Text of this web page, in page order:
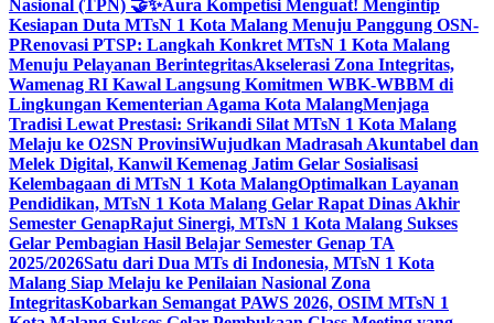
Nasional (TPN) 🤝✨Aura Kompetisi Menguat! Mengintip
Kesiapan Duta MTsN 1 Kota Malang Menuju Panggung OSN-
PRenovasi PTSP: Langkah Konkret MTsN 1 Kota Malang
Menuju Pelayanan BerintegritasAkselerasi Zona Integritas,
Wamenag RI Kawal Langsung Komitmen WBK-WBBM di
Lingkungan Kementerian Agama Kota MalangMenjaga
Tradisi Lewat Prestasi: Srikandi Silat MTsN 1 Kota Malang
Melaju ke O2SN ProvinsiWujudkan Madrasah Akuntabel dan
Melek Digital, Kanwil Kemenag Jatim Gelar Sosialisasi
Kelembagaan di MTsN 1 Kota MalangOptimalkan Layanan
Pendidikan, MTsN 1 Kota Malang Gelar Rapat Dinas Akhir
Semester GenapRajut Sinergi, MTsN 1 Kota Malang Sukses
Gelar Pembagian Hasil Belajar Semester Genap TA
2025/2026Satu dari Dua MTs di Indonesia, MTsN 1 Kota
Malang Siap Melaju ke Penilaian Nasional Zona
IntegritasKobarkan Semangat PAWS 2026, OSIM MTsN 1